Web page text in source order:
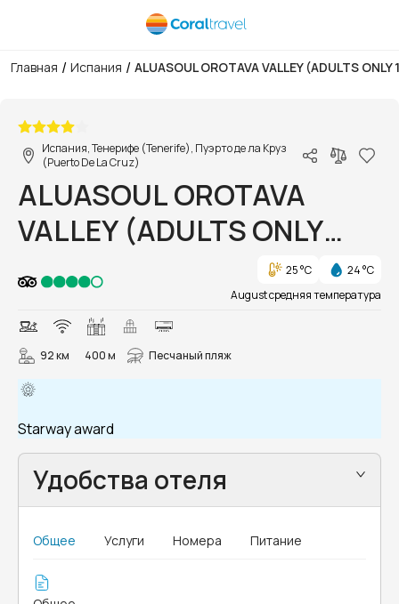
Главная / Испания / ALUASOUL OROTAVA VALLEY (ADULTS ONLY
Испания, Тенерифе (Tenerife), Пуэрто де ла Круз
(Puerto De La Cruz)
ALUASOUL OROTAVA
VALLEY (ADULTS ONLY
16+)
25 °C
24 °C
August средняя температура
92 км 400 м Песчаный пляж
Starway award
Удобства отеля
Общее Услуги Номера Питание